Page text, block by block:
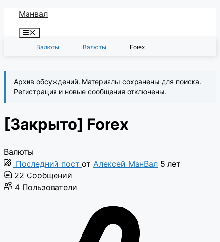
Перейти
содержимому
Манвал
Меню
Валюты Валюты Forex
Архив обсуждений. Материалы сохранены для поиска.
Регистрация и новые сообщения отключены.
[Закрыто] Forex
Валюты
Последний пост от Алексей МанВал 5 лет
22 Сообщений
4 Пользователи